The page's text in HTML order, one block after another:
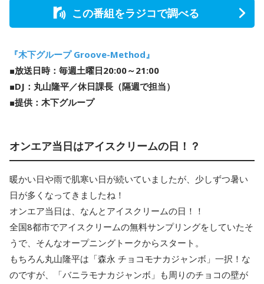
この番組をラジコで調べる
『木下グループ Groove-Method』
■放送日時：毎週土曜日20:00～21:00
■DJ：丸山隆平／休日課長（隔週で担当）
■提供：木下グループ
オンエア当日はアイスクリームの日！？
暖かい日や雨で肌寒い日が続いていましたが、少しずつ暑い
日が多くなってきましたね！
オンエア当日は、なんとアイスクリームの日！！
全国8都市でアイスクリームの無料サンプリングをしていたそ
うで、そんなオープニングトークからスタート。
もちろん丸山隆平は「森永 チョコモナカジャンボ」一択！な
のですが、「バニラモナカジャンボ」も周りのチョコの壁が